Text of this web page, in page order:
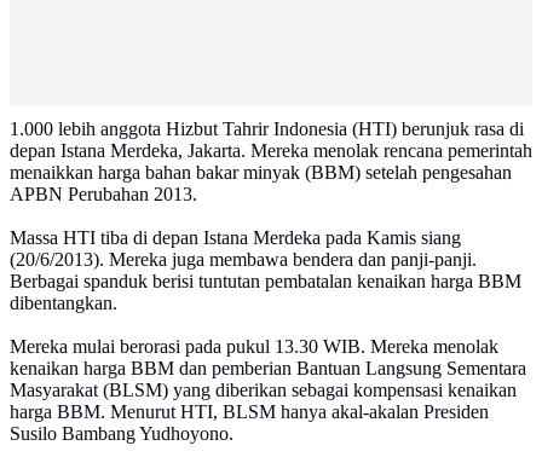
1.000 lebih anggota Hizbut Tahrir Indonesia (HTI) berunjuk rasa di
depan Istana Merdeka, Jakarta. Mereka menolak rencana pemerintah
menaikkan harga bahan bakar minyak (BBM) setelah pengesahan
APBN Perubahan 2013.
Massa HTI tiba di depan Istana Merdeka pada Kamis siang
(20/6/2013). Mereka juga membawa bendera dan panji-panji.
Berbagai spanduk berisi tuntutan pembatalan kenaikan harga BBM
dibentangkan.
Mereka mulai berorasi pada pukul 13.30 WIB. Mereka menolak
kenaikan harga BBM dan pemberian Bantuan Langsung Sementara
Masyarakat (BLSM) yang diberikan sebagai kompensasi kenaikan
harga BBM. Menurut HTI, BLSM hanya akal-akalan Presiden
Susilo Bambang Yudhoyono.